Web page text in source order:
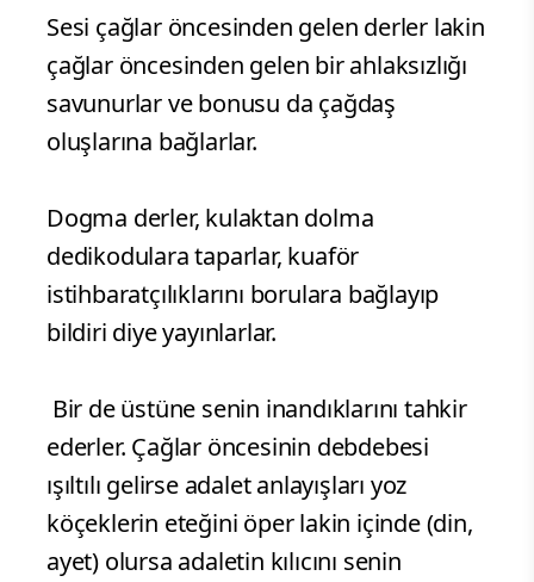
Sesi çağlar öncesinden gelen derler lakin
çağlar öncesinden gelen bir ahlaksızlığı
savunurlar ve bonusu da çağdaş
oluşlarına bağlarlar.
Dogma derler, kulaktan dolma
dedikodulara taparlar, kuaför
istihbaratçılıklarını borulara bağlayıp
bildiri diye yayınlarlar.
Bir de üstüne senin inandıklarını tahkir
ederler. Çağlar öncesinin debdebesi
ışıltılı gelirse adalet anlayışları yoz
köçeklerin eteğini öper lakin içinde (din,
ayet) olursa adaletin kılıcını senin